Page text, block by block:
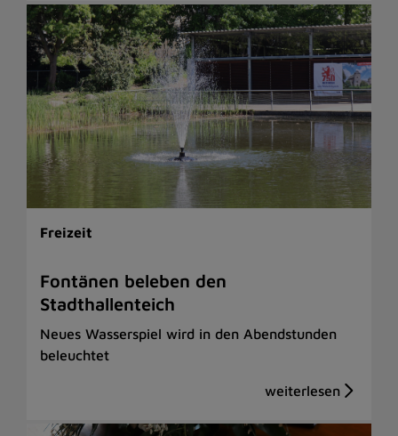
Freizeit
Fontänen beleben den
Stadthallenteich
Neues Wasserspiel wird in den Abendstunden
beleuchtet